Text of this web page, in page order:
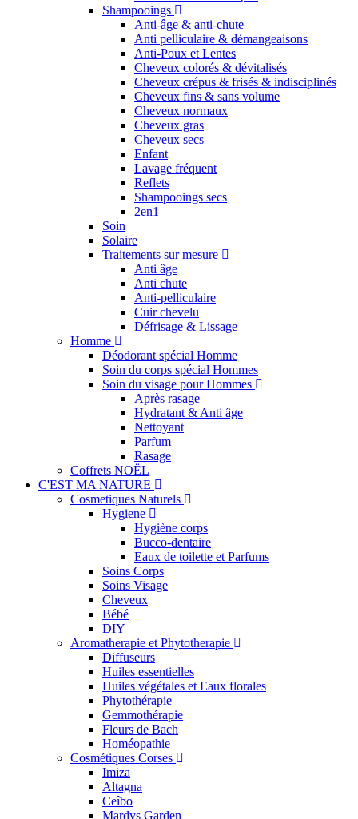
Shampooings
Anti-âge & anti-chute
Anti pelliculaire & démangeaisons
Anti-Poux et Lentes
Cheveux colorés & dévitalisés
Cheveux crépus & frisés & indisciplinés
Cheveux fins & sans volume
Cheveux normaux
Cheveux gras
Cheveux secs
Enfant
Lavage fréquent
Reflets
Shampooings secs
2en1
Soin
Solaire
Traitements sur mesure
Anti âge
Anti chute
Anti-pelliculaire
Cuir chevelu
Défrisage & Lissage
Homme
Déodorant spécial Homme
Soin du corps spécial Hommes
Soin du visage pour Hommes
Après rasage
Hydratant & Anti âge
Nettoyant
Parfum
Rasage
Coffrets NOËL
C'EST MA NATURE
Cosmetiques Naturels
Hygiene
Hygiène corps
Bucco-dentaire
Eaux de toilette et Parfums
Soins Corps
Soins Visage
Cheveux
Bébé
DIY
Aromatherapie et Phytotherapie
Diffuseurs
Huiles essentielles
Huiles végétales et Eaux florales
Phytothérapie
Gemmothérapie
Fleurs de Bach
Homéopathie
Cosmétiques Corses
Imiza
Altagna
Ceîbo
Mardys Garden